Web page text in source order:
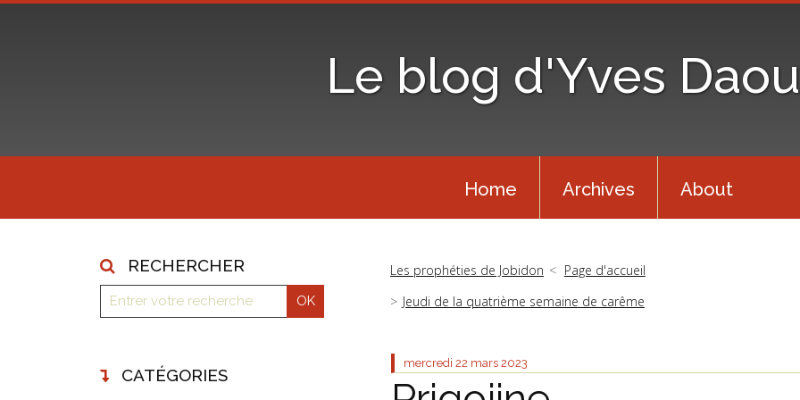
Le blog d'Yves
Home Archives About
RECHERCHER
CATÉGORIES
Les prophéties de Jobidon
Page d'accueil
Jeudi de la quatrième semaine de carême
mercredi 22 mars 2023